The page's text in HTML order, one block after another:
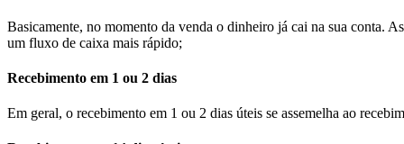
Basicamente, no momento da venda o dinheiro já cai na sua conta.
um fluxo de caixa mais rápido;
Recebimento em 1 ou 2 dias
Em geral, o recebimento em 1 ou 2 dias úteis se assemelha ao